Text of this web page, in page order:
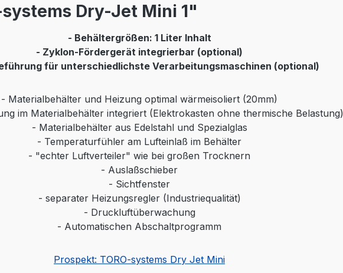
Dry-Jet Mini 1"
- Behältergrößen: 1 Liter Inhalt
- Zyklon-Fördergerät integrierbar (optional)
für unterschiedlichste Verarbeitungsmaschinen (optional)
- Materialbehälter und Heizung optimal wärmeisoliert (20mm)
im Materialbehälter integriert (Elektrokasten ohne thermische Belastung)
- Materialbehälter aus Edelstahl und Spezialglas
- Temperaturfühler am Lufteinlaß im Behälter
- "echter Luftverteiler" wie bei großen Trocknern
- Auslaßschieber
- Sichtfenster
- separater Heizungsregler (Industriequalität)
- Druckluftüberwachung
- Automatischen Abschaltprogramm
Prospekt: TORO-systems Dry Jet Mini